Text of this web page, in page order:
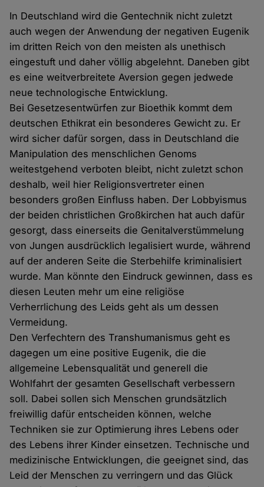
In Deutschland wird die Gentechnik nicht zuletzt
auch wegen der Anwendung der negativen Eugenik
im dritten Reich von den meisten als unethisch
eingestuft und daher völlig abgelehnt. Daneben gibt
es eine weitverbreitete Aversion gegen jedwede
neue technologische Entwicklung.
Bei Gesetzesentwürfen zur Bioethik kommt dem
deutschen Ethikrat ein besonderes Gewicht zu. Er
wird sicher dafür sorgen, dass in Deutschland die
Manipulation des menschlichen Genoms
weitestgehend verboten bleibt, nicht zuletzt schon
deshalb, weil hier Religionsvertreter einen
besonders großen Einfluss haben. Der Lobbyismus
der beiden christlichen Großkirchen hat auch dafür
gesorgt, dass einerseits die Genitalverstümmelung
von Jungen ausdrücklich legalisiert wurde, während
auf der anderen Seite die Sterbehilfe kriminalisiert
wurde. Man könnte den Eindruck gewinnen, dass es
diesen Leuten mehr um eine religiöse
Verherrlichung des Leids geht als um dessen
Vermeidung.
Den Verfechtern des Transhumanismus geht es
dagegen um eine positive Eugenik, die die
allgemeine Lebensqualität und generell die
Wohlfahrt der gesamten Gesellschaft verbessern
soll. Dabei sollen sich Menschen grundsätzlich
freiwillig dafür entscheiden können, welche
Techniken sie zur Optimierung ihres Lebens oder
des Lebens ihrer Kinder einsetzen. Technische und
medizinische Entwicklungen, die geeignet sind, das
Leid der Menschen zu verringern und das Glück